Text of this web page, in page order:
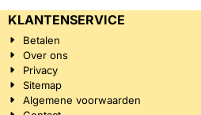
KLANTENSERVICE
Betalen
Over ons
Privacy
Sitemap
Algemene voorwaarden